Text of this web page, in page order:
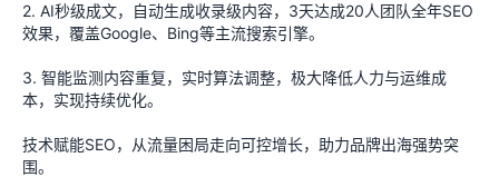
2. AI秒级成文，自动生成收录级内容，3天达成20人团队全年SEO
效果，覆盖Google、Bing等主流搜索引擎。
3. 智能监测内容重复，实时算法调整，极大降低人力与运维成
本，实现持续优化。
技术赋能SEO，从流量困局走向可控增长，助力品牌出海强势突
围。